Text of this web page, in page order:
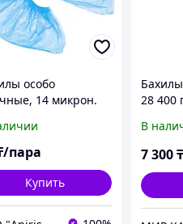
особо
14 микрон.
пара
Купить
28 400
В
7 300₸